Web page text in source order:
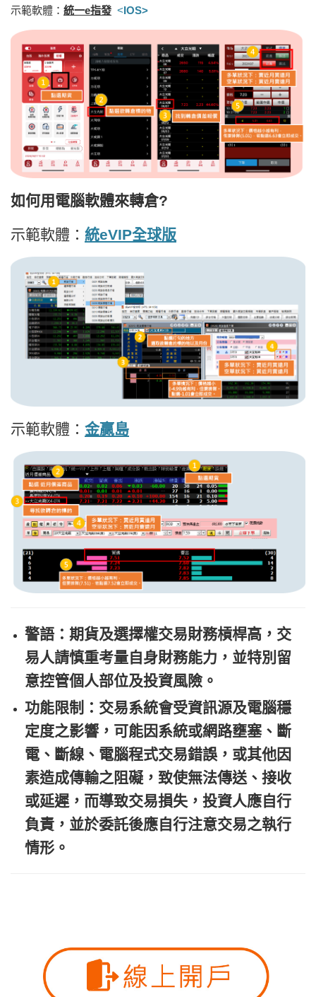
示範軟體： 統一e指發 <IOS>
如何用電腦軟體來轉倉?
示範軟體： 統eVIP全球版
示範軟體： 金贏島
警語：期貨及選擇權交易財務槓桿高，交
易人請慎重考量自身財務能力，並特別留
意控管個人部位及投資風險。
功能限制：交易系統會受資訊源及電腦穩
定度之影響，可能因系統或網路壅塞、斷
電、斷線、電腦程式交易錯誤，或其他因
素造成傳輸之阻礙，致使無法傳送、接收
或延遲，而導致交易損失，投資人應自行
負責，並於委託後應自行注意交易之執行
情形。